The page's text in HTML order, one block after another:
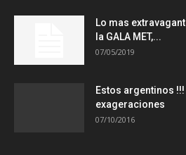
Lo mas
la GALA MET,...
07/05/2019
Estos argentinos
exageraciones
07/10/2016